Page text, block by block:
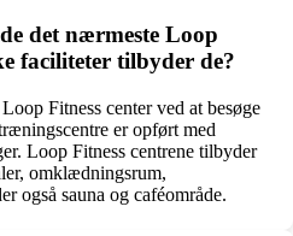
det nærmeste Loop
faciliteter tilbyder de?
Fitness center ved at besøge
er opført med
Loop Fitness centrene tilbyder
omklædningsrum,
også sauna og caféområde.